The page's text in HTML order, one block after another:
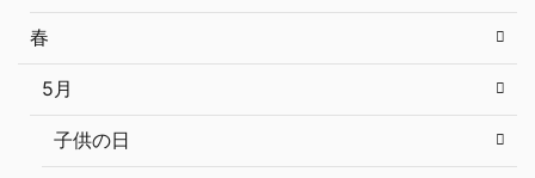
春
5月
子供の日